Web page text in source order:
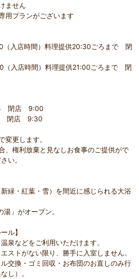
ません
用プランがございます
入店時間）料理提供20:30ごろまで 閉
入店時間）料理提供21:00ごろまで 閉
閉店 9:00
閉店 9:30
更します。
、権利放棄と見なしお食事のご提供がで
い。
緑・紅葉・雪）を間近に感じられる大浴
」がオープン。
ル】
泉などをご利用いただけます。
ストがない限り、勝手に入室しません。
交換・ゴミ回収・お布団のお直しのみ行
し）。